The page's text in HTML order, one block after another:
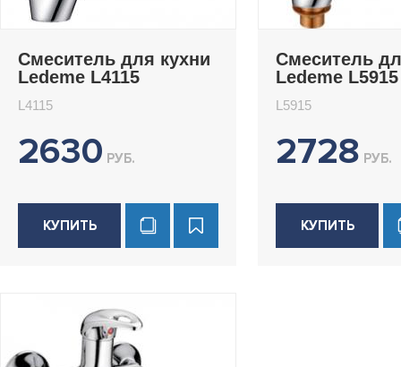
Смеситель для кухни
Ledeme L4115
L4115
2630 РУБ.
КУПИТЬ
Смеситель
Ledeme L5915
L5915
2728 РУБ.
КУПИТЬ